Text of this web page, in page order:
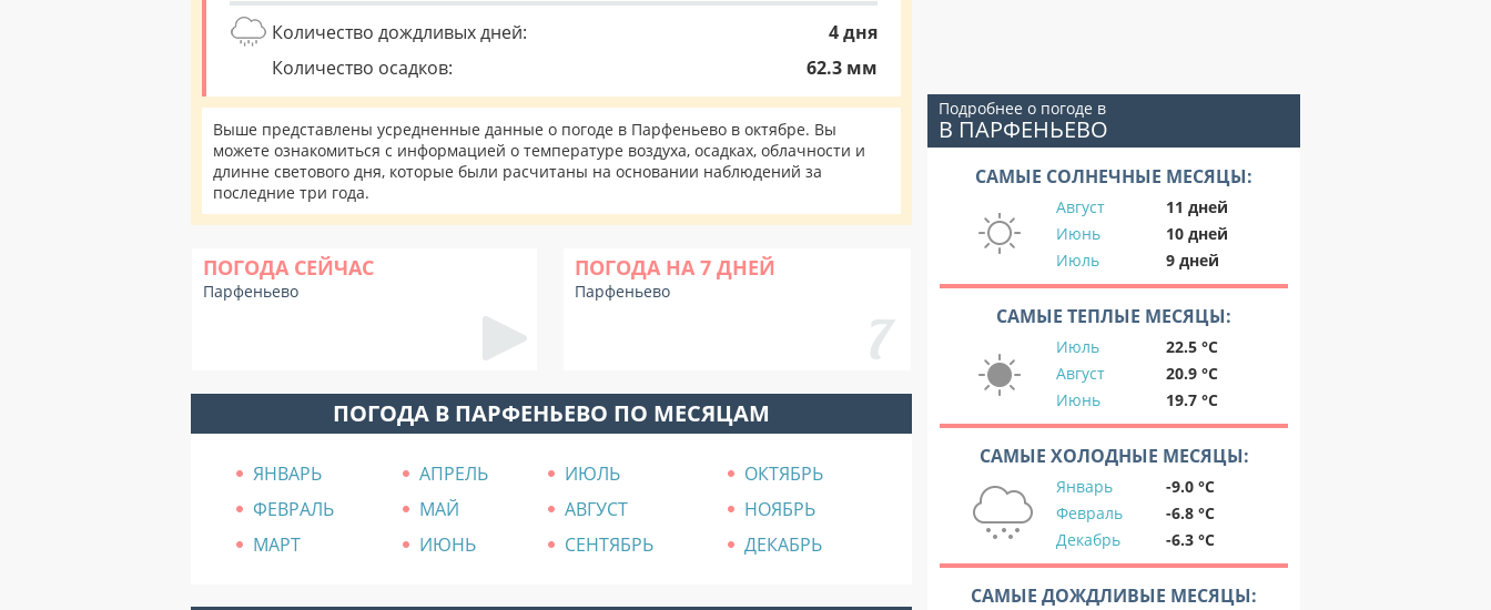
Количество дождливых дней:
4 дня
Количество осадков:
62.3 мм
Выше представлены усредненные данные о погоде в Парфеньево в октябре. Вы
можете ознакомиться с информацией о температуре воздуха, осадках, облачности и
длинне светового дня, которые были расчитаны на основании наблюдений за
последние три года.
ПОГОДА СЕЙЧАС
Парфеньево
ПОГОДА НА 7 ДНЕЙ
Парфеньево
ПОГОДА В ПАРФЕНЬЕВО ПО МЕСЯЦАМ
ЯНВАРЬ АПРЕЛЬ ИЮЛЬ
ОКТЯБРЬ
ФЕВРАЛЬ
МАЙ АВГУСТ
НОЯБРЬ
МАРТ
ИЮНЬ СЕНТЯБРЬ ДЕКАБРЬ
Подробнее о погоде в
В ПАРФЕНЬЕВО
САМЫЕ СОЛНЕЧНЫЕ МЕСЯЦЫ:
Август
11 дней
Июнь
10 дней
Июль
9 дней
САМЫЕ ТЕПЛЫЕ МЕСЯЦЫ:
Июль
22.5 °C
Август
20.9 °C
Июнь
19.7 °C
САМЫЕ ХОЛОДНЫЕ МЕСЯЦЫ:
Январь
-9.0 °C
Февраль
-6.8 °C
Декабрь
-6.3 °C
САМЫЕ ДОЖДЛИВЫЕ МЕСЯЦЫ: